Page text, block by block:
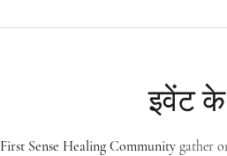
इवेंट के
First Sense Healing Community gather